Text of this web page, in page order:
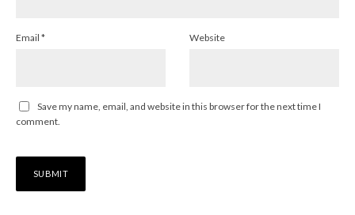
Email * Website
Save my name, email, and website in this browser for the next time I
comment.